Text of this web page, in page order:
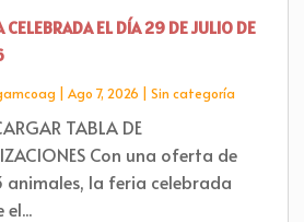
CELEBRADA EL DÍA 29 DE JULIO DE
Ago 7, 2026 Sin categoría
TABLA DE
Con una oferta de
animales, la feria celebrada
el...